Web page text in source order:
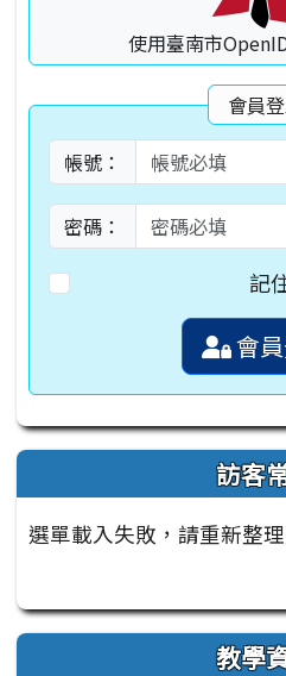
使用臺南市
會員
帳號：
密碼：
記
會
訪客
選單載入失敗，請重新整理
教學